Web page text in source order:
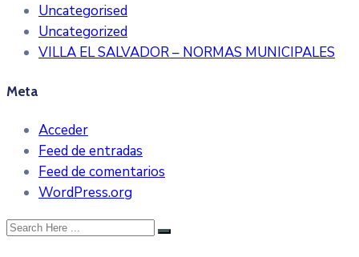
Uncategorised
Uncategorized
VILLA EL SALVADOR – NORMAS MUNICIPALES
Meta
Acceder
Feed de entradas
Feed de comentarios
WordPress.org